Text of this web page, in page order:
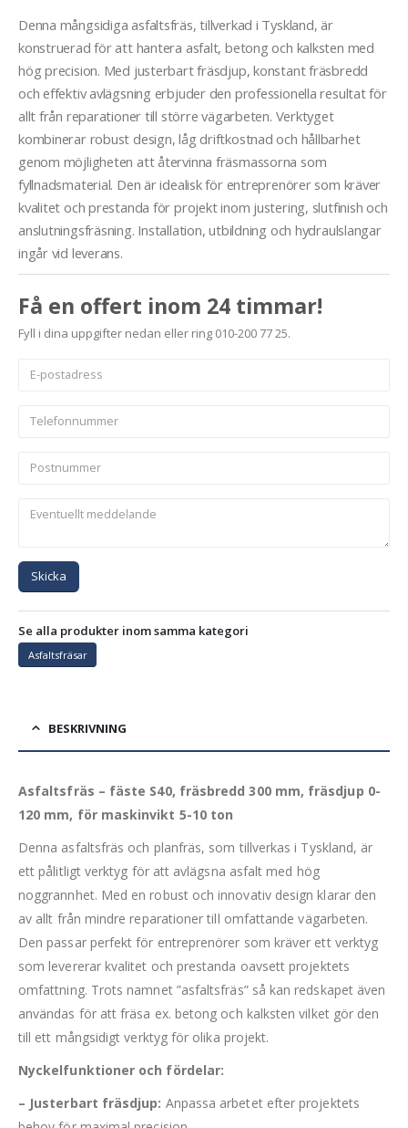
Denna mångsidiga asfaltsfräs, tillverkad i Tyskland, är
konstruerad för att hantera asfalt, betong och kalksten med
hög precision. Med justerbart fräsdjup, konstant fräsbredd
och effektiv avlägsning erbjuder den professionella resultat för
allt från reparationer till större vägarbeten. Verktyget
kombinerar robust design, låg driftkostnad och hållbarhet
genom möjligheten att återvinna fräsmassorna som
fyllnadsmaterial. Den är idealisk för entreprenörer som kräver
kvalitet och prestanda för projekt inom justering, slutfinish och
anslutningsfräsning. Installation, utbildning och hydraulslangar
ingår vid leverans.
Få en offert inom 24 timmar!
Fyll i dina uppgifter nedan eller ring 010-200 77 25.
Skicka
Se alla produkter inom samma kategori
Asfaltsfräsar
BESKRIVNING
Asfaltsfräs – fäste S40, fräsbredd 300 mm, fräsdjup 0-
120 mm, för maskinvikt 5-10 ton
Denna asfaltsfräs och planfräs, som tillverkas i Tyskland, är
ett pålitligt verktyg för att avlägsna asfalt med hög
noggrannhet. Med en robust och innovativ design klarar den
av allt från mindre reparationer till omfattande vägarbeten.
Den passar perfekt för entreprenörer som kräver ett verktyg
som levererar kvalitet och prestanda oavsett projektets
omfattning. Trots namnet ”asfaltsfräs” så kan redskapet även
användas för att fräsa ex. betong och kalksten vilket gör den
till ett mångsidigt verktyg för olika projekt.
Nyckelfunktioner och fördelar:
– Justerbart fräsdjup: Anpassa arbetet efter projektets